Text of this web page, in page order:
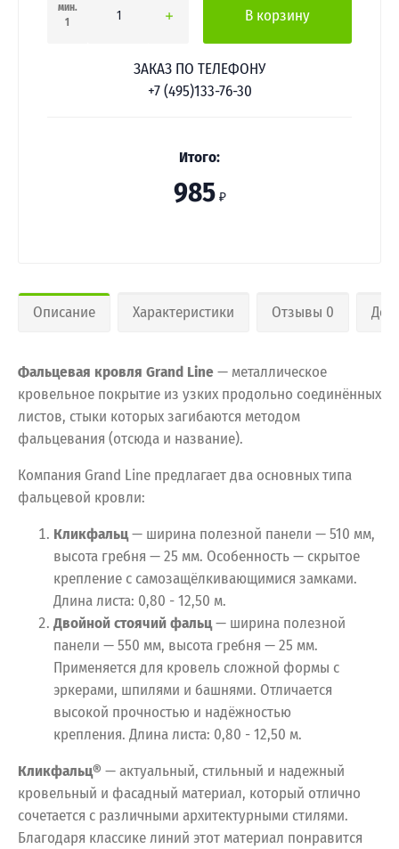
мин.
1
В корзину
ЗАКАЗ ПО ТЕЛЕФОНУ
+7 (495)133-76-30
Итого:
985 ₽
Описание Характеристики Отзывы 0
Фальцевая кровля Grand Line— металлическое
кровельное покрытие из узких продольно соединённых
листов, стыки которых загибаются методом
фальцевания (отсюда и название).
Компания Grand Line предлагает два основных типа
фальцевой кровли:
Кликфальц— ширина полезной панели — 510 мм,
высота гребня — 25 мм. Особенность — скрытое
крепление с самозащёлкивающимися замками.
Длина листа: 0,80 - 12,50 м.
Двойной стоячий фальц— ширина полезной
панели — 550 мм, высота гребня — 25 мм.
Применяется для кровель сложной формы с
эркерами, шпилями и башнями. Отличается
высокой прочностью и надёжностью
крепления. Длина листа: 0,80 - 12,50 м.
Кликфальц® — актуальный, стильный и надежный
кровельный и фасадный материал, который отлично
сочетается с различными архитектурными стилями.
Благодаря классике линий этот материал понравится